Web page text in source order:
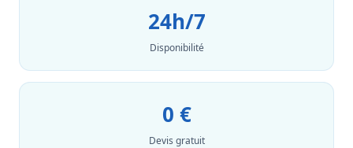
24h/7
Disponibilité
0 €
Devis gratuit